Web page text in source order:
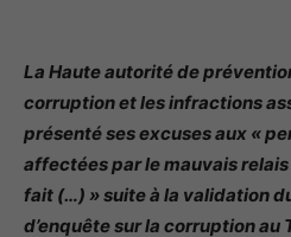
La Haute autorité de
corruption et les infractions
présenté ses excuses aux «
affectées par le mauvais
fait (…) » suite à la validation
d’enquête sur la corruption au